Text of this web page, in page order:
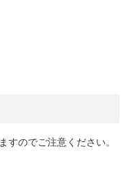
すのでご注意ください。